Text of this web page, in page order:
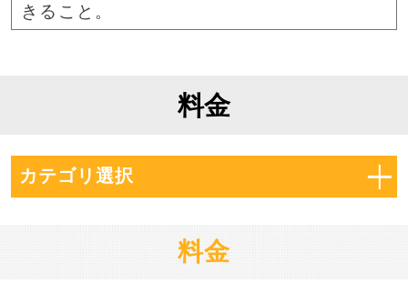
きること。
料金
カテゴリ選択
料金
料金